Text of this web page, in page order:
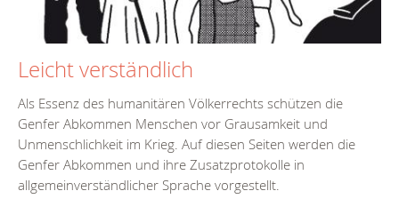
Leicht verständlich
Als Essenz des humanitären Völkerrechts schützen die
Genfer Abkommen Menschen vor Grausamkeit und
Unmenschlichkeit im Krieg. Auf diesen Seiten werden die
Genfer Abkommen und ihre Zusatzprotokolle in
allgemeinverständlicher Sprache vorgestellt.